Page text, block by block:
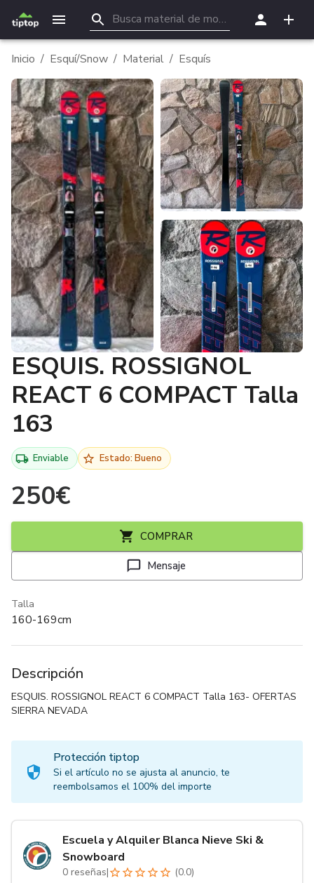
Inicio / Esquí/Snow / Material / Esquís
ESQUIS. ROSSIGNOL
REACT 6 COMPACT Talla
163
Enviable Estado: Bueno
250€
COMPRAR
Mensaje
Talla
160-169cm
Descripción
ESQUIS. ROSSIGNOL REACT 6 COMPACT Talla 163- OFERTAS
SIERRA NEVADA
Protección tiptop
Si el artículo no se ajusta al anuncio, te
reembolsamos el 100% del importe
Escuela y Alquiler Blanca Nieve Ski &
Snowboard
0 reseñas| (0.0)